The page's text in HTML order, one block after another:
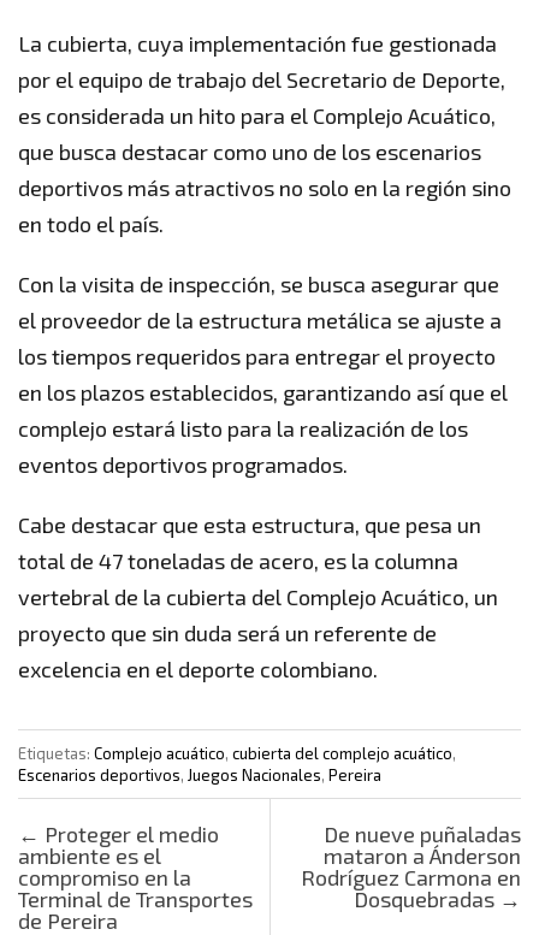
La cubierta, cuya implementación fue gestionada
por el equipo de trabajo del Secretario de Deporte,
es considerada un hito para el Complejo Acuático,
que busca destacar como uno de los escenarios
deportivos más atractivos no solo en la región sino
en todo el país.
Con la visita de inspección, se busca asegurar que
el proveedor de la estructura metálica se ajuste a
los tiempos requeridos para entregar el proyecto
en los plazos establecidos, garantizando así que el
complejo estará listo para la realización de los
eventos deportivos programados.
Cabe destacar que esta estructura, que pesa un
total de 47 toneladas de acero, es la columna
vertebral de la cubierta del Complejo Acuático, un
proyecto que sin duda será un referente de
excelencia en el deporte colombiano.
Etiquetas: Complejo acuático, cubierta del complejo acuático,
Escenarios deportivos, Juegos Nacionales, Pereira
Post navigation
← Proteger el medio
ambiente es el
compromiso en la
Terminal de Transportes
de Pereira
De nueve puñaladas
mataron a Ánderson
Rodríguez Carmona en
Dosquebradas →